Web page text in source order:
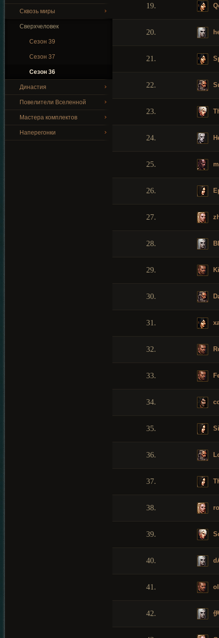
Сквозь миры
Сверхчеловек
Сезон 39
Сезон 37
Сезон 36
Династия
Повелители Вселенной
Мастера комплектов
Наперегонки
19.
20.
21.
22.
23.
24.
25.
26.
27.
28.
29.
30.
31.
32.
33.
34.
35.
36.
37.
38.
39.
40.
41.
42.